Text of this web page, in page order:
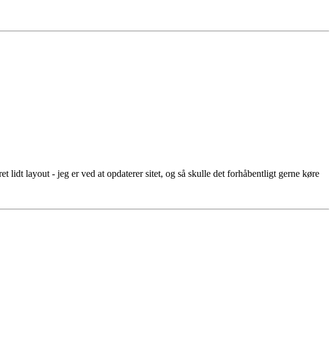
lidt layout - jeg er ved at opdaterer sitet, og så skulle det forhåbentligt gerne køre